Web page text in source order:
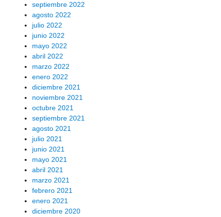
septiembre 2022
agosto 2022
julio 2022
junio 2022
mayo 2022
abril 2022
marzo 2022
enero 2022
diciembre 2021
noviembre 2021
octubre 2021
septiembre 2021
agosto 2021
julio 2021
junio 2021
mayo 2021
abril 2021
marzo 2021
febrero 2021
enero 2021
diciembre 2020